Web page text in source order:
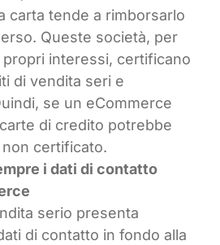
carta tende a rimborsarlo
Queste società, per
interessi, certificano
di vendita seri e
se un eCommerce
di credito potrebbe
certificato.
i dati di contatto
serio presenta
di contatto in fondo alla